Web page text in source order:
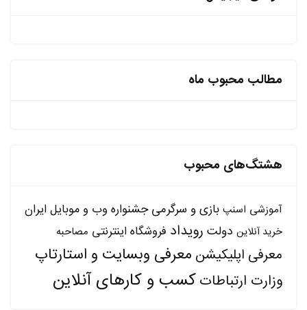
مطالب محبوب ماه
هشتگ‌های محبوب
آموزشی اسنپ بازی و سرگرمی جشنواره وب و موبایل ایران
خرید آنلاین دولت رویداد فروشگاه اینترنتی مصاحبه
معرفی اپلیکیشن معرفی وبسایت و استارتاپ
وزارت ارتباطاتکسب و کارهای آنلاین